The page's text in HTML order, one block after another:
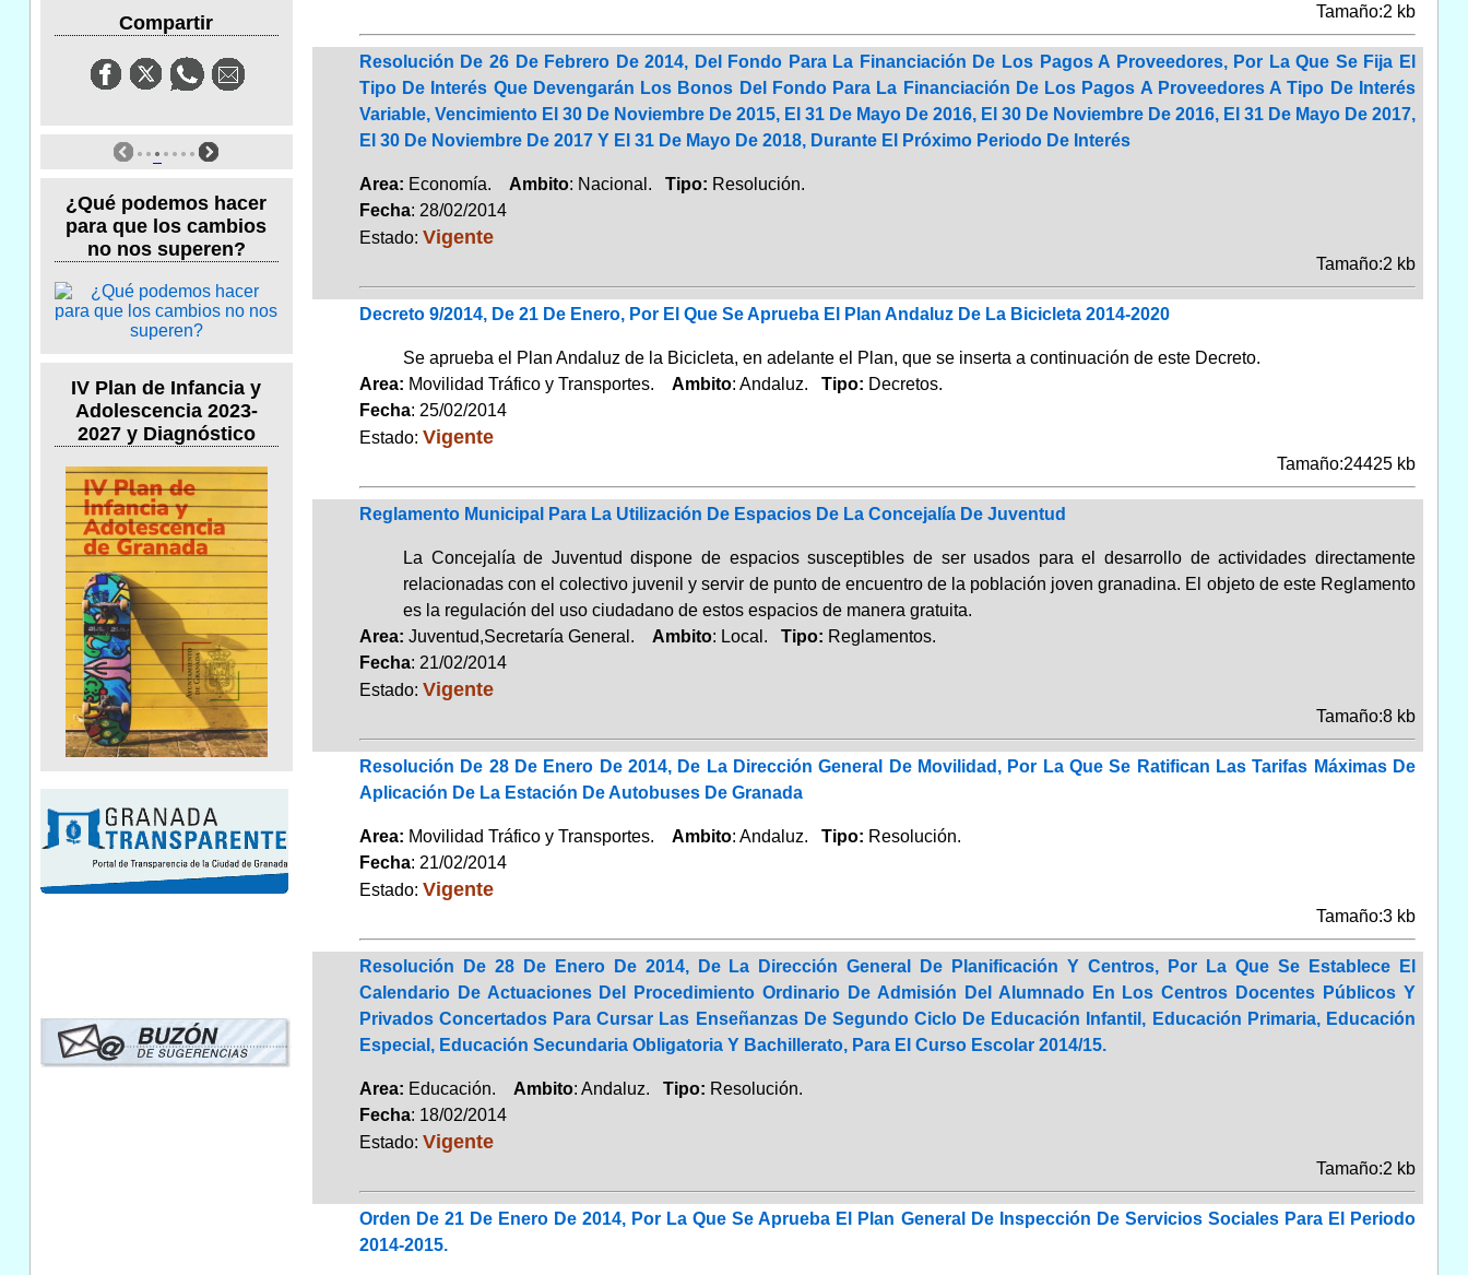
Compartir
¿Qué podemos hacer
para que los cambios
no nos superen?
IV Plan de Infancia y
Adolescencia 2023-
2027 y Diagnóstico
Tamaño:2 kb
Resolución De 26 De Febrero De 2014, Del Fondo Para La Financiación De Los Pagos A Proveedores, Por La Que Se Fija El
Tipo De Interés Que Devengarán Los Bonos Del Fondo Para La Financiación De Los Pagos A Proveedores A Tipo De Interés
Variable, Vencimiento El 30 De Noviembre De 2015, El 31 De Mayo De 2016, El 30 De Noviembre De 2016, El 31 De Mayo De 2017,
El 30 De Noviembre De 2017 Y El 31 De Mayo De 2018, Durante El Próximo Periodo De Interés
Area: Economía. Ambito: Nacional. Tipo: Resolución.
Fecha: 28/02/2014
Estado: Vigente
Tamaño:2 kb
Decreto 9/2014, De 21 De Enero, Por El Que Se Aprueba El Plan Andaluz De La Bicicleta 2014-2020
Se aprueba el Plan Andaluz de la Bicicleta, en adelante el Plan, que se inserta a continuación de este Decreto.
Area: Movilidad Tráfico y Transportes. Ambito: Andaluz. Tipo: Decretos.
Fecha: 25/02/2014
Estado: Vigente
Tamaño:24425 kb
Reglamento Municipal Para La Utilización De Espacios De La Concejalía De Juventud
La Concejalía de Juventud dispone de espacios susceptibles de ser usados para el desarrollo de actividades directamente
relacionadas con el colectivo juvenil y servir de punto de encuentro de la población joven granadina. El objeto de este Reglamento
es la regulación del uso ciudadano de estos espacios de manera gratuita.
Area: Juventud,Secretaría General. Ambito: Local. Tipo: Reglamentos.
Fecha: 21/02/2014
Estado: Vigente
Tamaño:8 kb
Resolución De 28 De Enero De 2014, De La Dirección General De Movilidad, Por La Que Se Ratifican Las Tarifas Máximas De
Aplicación De La Estación De Autobuses De Granada
Area: Movilidad Tráfico y Transportes. Ambito: Andaluz. Tipo: Resolución.
Fecha: 21/02/2014
Estado: Vigente
Tamaño:3 kb
Resolución De 28 De Enero De 2014, De La Dirección General De Planificación Y Centros, Por La Que Se Establece El
Calendario De Actuaciones Del Procedimiento Ordinario De Admisión Del Alumnado En Los Centros Docentes Públicos Y
Privados Concertados Para Cursar Las Enseñanzas De Segundo Ciclo De Educación Infantil, Educación Primaria, Educación
Especial, Educación Secundaria Obligatoria Y Bachillerato, Para El Curso Escolar 2014/15.
Area: Educación. Ambito: Andaluz. Tipo: Resolución.
Fecha: 18/02/2014
Estado: Vigente
Tamaño:2 kb
Orden De 21 De Enero De 2014, Por La Que Se Aprueba El Plan General De Inspección De Servicios Sociales Para El Periodo
2014-2015.